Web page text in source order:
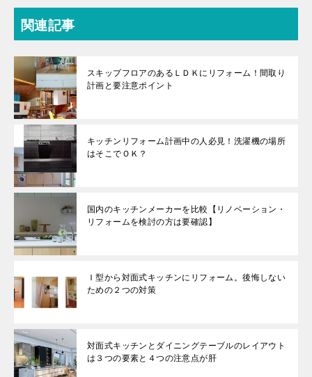
関連記事
スキップフロアのあるＬＤＫにリフォーム！間取り
計画と要注意ポイント
キッチンリフォーム計画中の人必見！洗濯機の場所
はそこでＯＫ？
国内のキッチンメーカーを比較【リノベーション・
リフォームを検討の方は要確認】
Ｉ型から対面式キッチンにリフォーム。後悔しない
ための２つの対策
対面式キッチンとダイニングテーブルのレイアウト
は３つの要素と４つの注意点が肝